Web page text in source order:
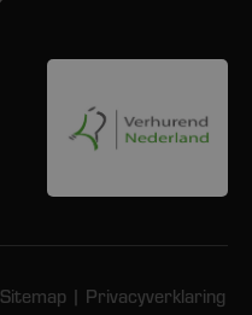
Sitemap | Privacyverklaring